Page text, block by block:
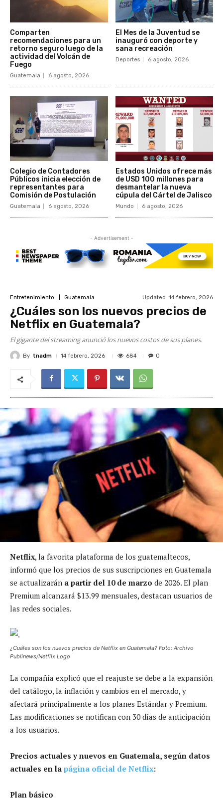
Comparten
recomendaciones para un
retorno seguro luego de la
actividad del Volcán de
Fuego
Guatemala 6 agosto, 2026
El Mes de la Juventud se
inauguró con deporte y
sana recreación
Deportes 6 agosto, 2026
Colegio de Contadores
Públicos inicia elección de
representantes para
Comisión de Postulación
Guatemala 6 agosto, 2026
Estados Unidos ofrece más
de USD 100 millones para
desmantelar la nueva
cúpula del Cártel de Jalisco
Mundo 6 agosto, 2026
- Advertisement -